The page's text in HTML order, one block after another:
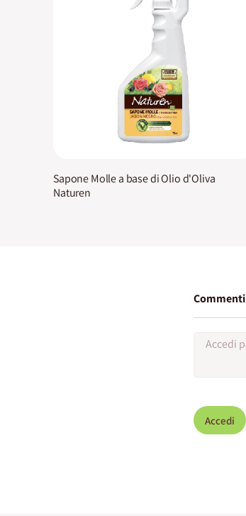
Sapone Molle a base di Olio d'Oliva
Naturen
Commenti
Accedi